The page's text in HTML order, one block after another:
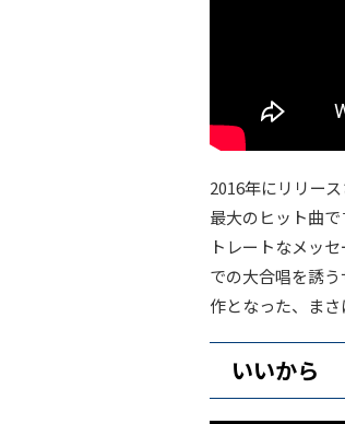
2016年にリリー
最大のヒット曲
トレートなメッ
での大合唱を誘
作となった、まさ
いいから